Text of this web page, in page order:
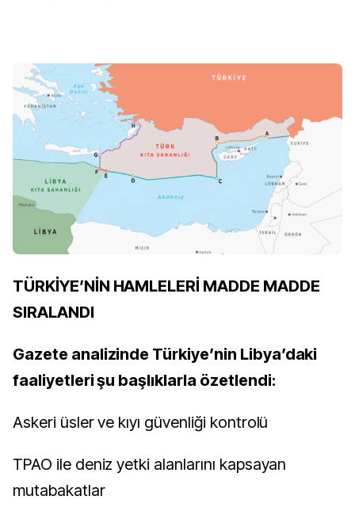
TÜRKİYE’NİN HAMLELERİ MADDE MADDE
SIRALANDI
Gazete analizinde Türkiye’nin Libya’daki
faaliyetleri şu başlıklarla özetlendi:
Askeri üsler ve kıyı güvenliği kontrolü
TPAO ile deniz yetki alanlarını kapsayan
mutabakatlar